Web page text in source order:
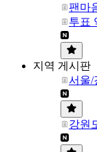
팬마
투표
지역 게시판
서울/
강원